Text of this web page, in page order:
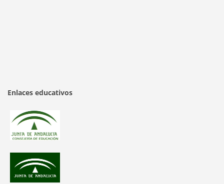
Enlaces educativos